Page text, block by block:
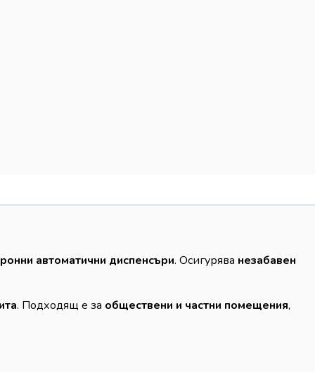
автоматични диспенсъри. Осигурява незабавен
. Подходящ е за обществени и частни помещения,